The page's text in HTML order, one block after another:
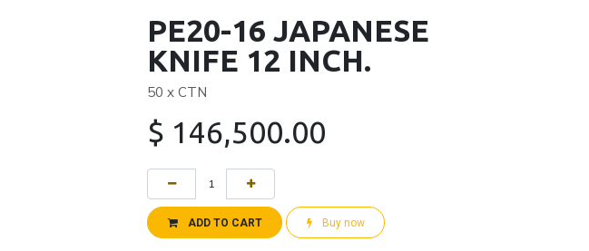
PE20-16 JAPANESE
KNIFE 12 INCH.
50 x CTN
$ 146,500.00
ADD TO CART Buy now